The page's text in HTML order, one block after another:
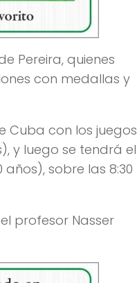
Pereira, quienes
con medallas y
Cuba con los juegos
y luego se tendrá el
sobre las 8:30
profesor Nasser